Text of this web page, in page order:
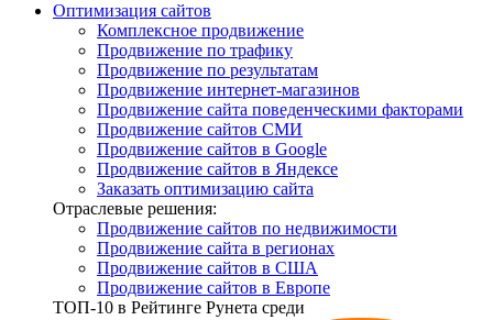
Оптимизация сайтов
Комплексное продвижение
Продвижение по трафику
Продвижение по результатам
Продвижение интернет-магазинов
Продвижение сайта поведенческими факторами
Продвижение сайтов СМИ
Продвижение сайтов в Google
Продвижение сайтов в Яндексе
Заказать оптимизацию сайта
Отраслевые решения:
Продвижение сайтов по недвижимости
Продвижение сайта в регионах
Продвижение сайтов в США
Продвижение сайтов в Европе
ТОП-10 в Рейтинге Рунета среди